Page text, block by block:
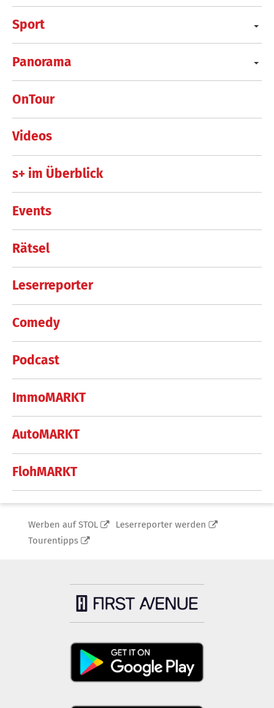
Sport
Panorama
OnTour
Videos
s+ im Überblick
Events
Rätsel
Leserreporter
Comedy
Podcast
ImmoMARKT
AutoMARKT
FlohMARKT
Werben auf STOL
Leserreporter werden
Tourentipps